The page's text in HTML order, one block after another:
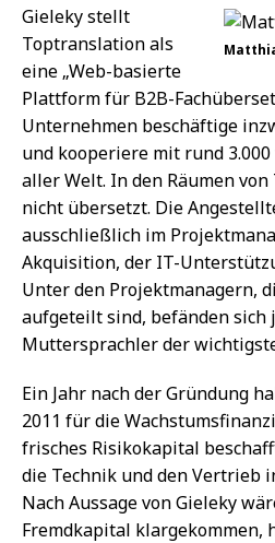
Gieleky stellt
Toptranslation als
eine „Web-basierte
Plattform für B2B-
Unternehmen beschäftige
und kooperiere mit rund
aller Welt. In den Räumen
nicht übersetzt. Die
ausschließlich im
Akquisition, der IT-
Unter den Projektmanagern,
aufgeteilt sind, befänden sich
Muttersprachler der
Ein Jahr nach der Gründung
2011 für die
frisches Risikokapital
die Technik und den Vertrieb
Nach Aussage von Gieleky
Fremdkapital klargekommen,